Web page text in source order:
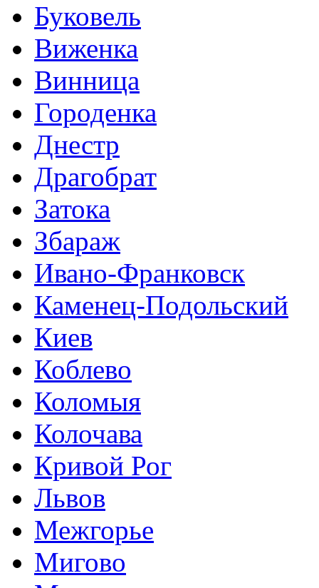
Буковель
Виженка
Винница
Городенка
Днестр
Драгобрат
Затока
Збараж
Ивано-Франковск
Каменец-Подольский
Киев
Коблево
Коломыя
Колочава
Кривой Рог
Львов
Межгорье
Мигово